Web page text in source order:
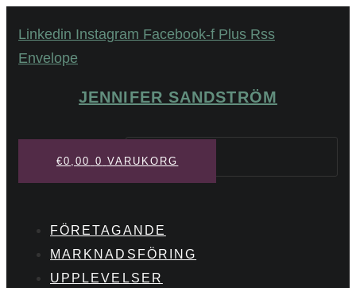
till
innehåll
Linkedin Instagram Facebook-f Plus Rss
Envelope
JENNIFER SANDSTRÖM
Sök
€0,00 0 VARUKORG
FÖRETAGANDE
MARKNADSFÖRING
UPPLEVELSER